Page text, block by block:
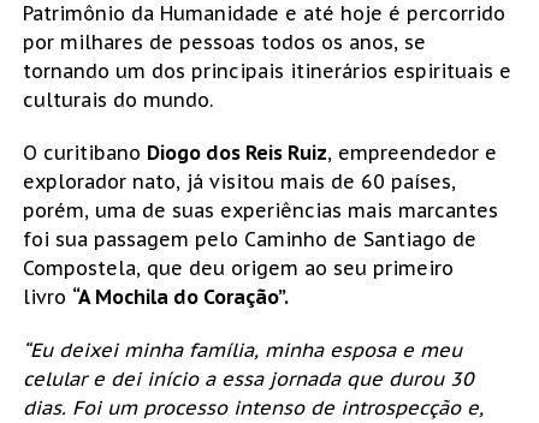
Patrimônio da Humanidade e até hoje é percorrido
por milhares de pessoas todos os anos, se
tornando um dos principais itinerários espirituais e
culturais do mundo.
O curitibano Diogo dos Reis Ruiz, empreendedor e
explorador nato, já visitou mais de 60 países,
porém, uma de suas experiências mais marcantes
foi sua passagem pelo Caminho de Santiago de
Compostela, que deu origem ao seu primeiro
livro “A Mochila do Coração”.
“Eu deixei minha família, minha esposa e meu
celular e dei início a essa jornada que durou 30
dias. Foi um processo intenso de introspecção e,